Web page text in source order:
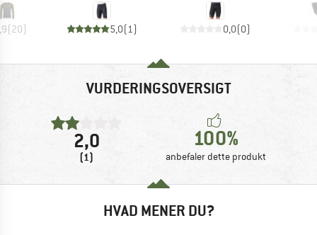
(20) 5,0(1 ) 0,0(0)
VURDERINGSOVERSIGT
2,0
(1)
100%
anbefaler dette produkt
HVAD MENER DU?